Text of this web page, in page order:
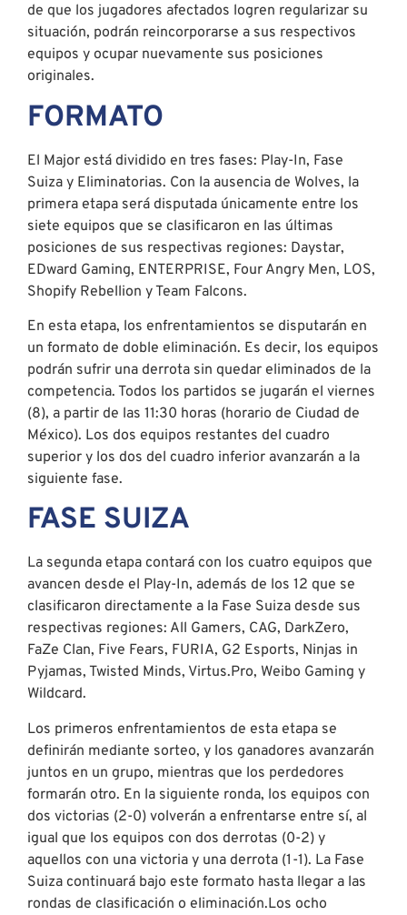
de que los jugadores afectados logren regularizar su
situación, podrán reincorporarse a sus respectivos
equipos y ocupar nuevamente sus posiciones
originales.
FORMATO
El Major está dividido en tres fases: Play-In, Fase
Suiza y Eliminatorias. Con la ausencia de Wolves, la
primera etapa será disputada únicamente entre los
siete equipos que se clasificaron en las últimas
posiciones de sus respectivas regiones: Daystar,
EDward Gaming, ENTERPRISE, Four Angry Men, LOS,
Shopify Rebellion y Team Falcons.
En esta etapa, los enfrentamientos se disputarán en
un formato de doble eliminación. Es decir, los equipos
podrán sufrir una derrota sin quedar eliminados de la
competencia. Todos los partidos se jugarán el viernes
(8), a partir de las 11:30 horas (horario de Ciudad de
México). Los dos equipos restantes del cuadro
superior y los dos del cuadro inferior avanzarán a la
siguiente fase.
FASE SUIZA
La segunda etapa contará con los cuatro equipos que
avancen desde el Play-In, además de los 12 que se
clasificaron directamente a la Fase Suiza desde sus
respectivas regiones: All Gamers, CAG, DarkZero,
FaZe Clan, Five Fears, FURIA, G2 Esports, Ninjas in
Pyjamas, Twisted Minds, Virtus.Pro, Weibo Gaming y
Wildcard.
Los primeros enfrentamientos de esta etapa se
definirán mediante sorteo, y los ganadores avanzarán
juntos en un grupo, mientras que los perdedores
formarán otro. En la siguiente ronda, los equipos con
dos victorias (2-0) volverán a enfrentarse entre sí, al
igual que los equipos con dos derrotas (0-2) y
aquellos con una victoria y una derrota (1-1). La Fase
Suiza continuará bajo este formato hasta llegar a las
rondas de clasificación o eliminación.Los ocho